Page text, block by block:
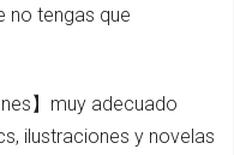
no tengas que
】muy adecuado
ilustraciones y novelas